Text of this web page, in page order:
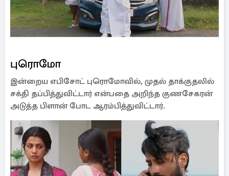
புரொமோ
இன்றைய எபிசோட் புரொமோவில், முதல் தாக்குதலில்
சக்தி தப்பித்துவிட்டார் என்பதை அறிந்த குணசேகரன்
அடுத்த பிளான் போட ஆரம்பித்துவிட்டார்.